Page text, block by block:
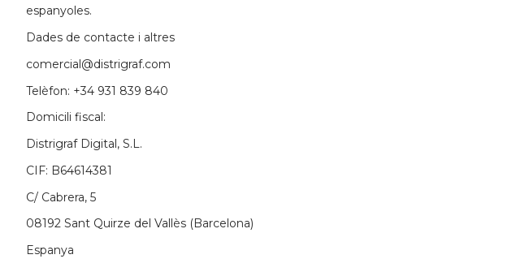
espanyoles.
Dades de contacte i altres
comercial@distrigraf.com
Telèfon: +34 931 839 840
Domicili fiscal:
Distrigraf Digital, S.L.
CIF: B64614381
C/ Cabrera, 5
08192 Sant Quirze del Vallès (Barcelona)
Espanya